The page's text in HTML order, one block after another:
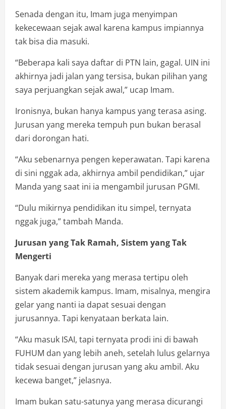
Senada dengan itu, Imam juga menyimpan
kekecewaan sejak awal karena kampus impiannya
tak bisa dia masuki.
“Beberapa kali saya daftar di PTN lain, gagal. UIN ini
akhirnya jadi jalan yang tersisa, bukan pilihan yang
saya perjuangkan sejak awal,” ucap Imam.
Ironisnya, bukan hanya kampus yang terasa asing.
Jurusan yang mereka tempuh pun bukan berasal
dari dorongan hati.
“Aku sebenarnya pengen keperawatan. Tapi karena
di sini nggak ada, akhirnya ambil pendidikan,” ujar
Manda yang saat ini ia mengambil jurusan PGMI.
“Dulu mikirnya pendidikan itu simpel, ternyata
nggak juga,” tambah Manda.
Jurusan yang Tak Ramah, Sistem yang Tak
Mengerti
Banyak dari mereka yang merasa tertipu oleh
sistem akademik kampus. Imam, misalnya, mengira
gelar yang nanti ia dapat sesuai dengan
jurusannya. Tapi kenyataan berkata lain.
“Aku masuk ISAI, tapi ternyata prodi ini di bawah
FUHUM dan yang lebih aneh, setelah lulus gelarnya
tidak sesuai dengan jurusan yang aku ambil. Aku
kecewa banget,” jelasnya.
Imam bukan satu-satunya yang merasa dicurangi